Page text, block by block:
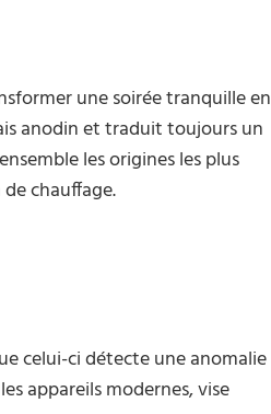
une soirée tranquille en
anodin et traduit toujours un
les origines les plus
chauffage.
celui-ci détecte une anomalie
appareils modernes, vise